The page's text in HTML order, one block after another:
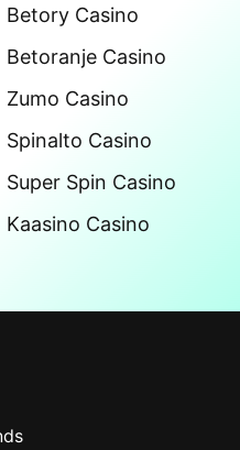
Betory Casino
Betoranje Casino
Zumo Casino
Spinalto Casino
Super Spin Casino
Kaasino Casino